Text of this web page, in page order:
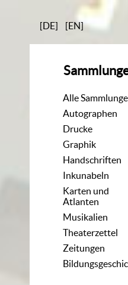
[DE] [EN]
Alle
Autographen
Drucke
Graphik
Handschriften
Inkunabeln
Karten und
Atlanten
Musikalien
Theaterzettel
Zeitungen